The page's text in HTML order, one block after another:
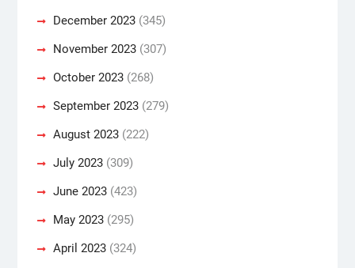
December 2023(345)
November 2023(307)
October 2023(268)
September 2023(279)
August 2023(222)
July 2023(309)
June 2023(423)
May 2023(295)
April 2023(324)